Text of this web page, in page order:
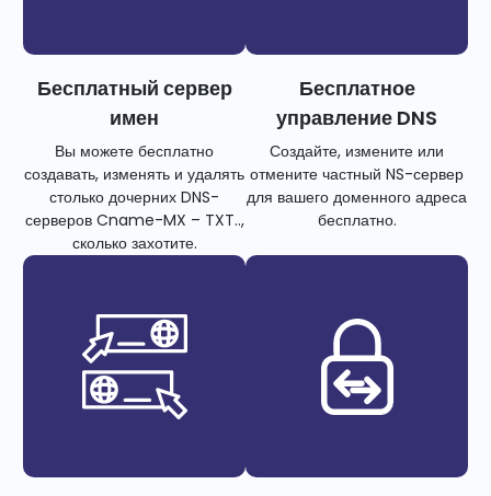
Бесплатный сервер
имен
Вы можете бесплатно
создавать, изменять и удалять
столько дочерних DNS-
серверов Cname-MX – TXT..,
сколько захотите.
Бесплатное
управление DNS
Создайте, измените или
отмените частный NS-сервер
для вашего доменного адреса
бесплатно.